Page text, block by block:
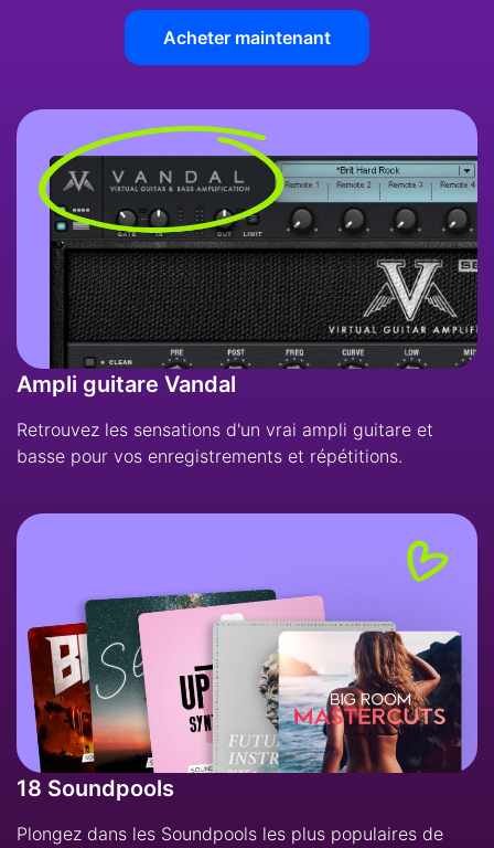
Acheter maintenant
Ampli guitare Vandal
Retrouvez les sensations d'un vrai ampli guitare et
basse pour vos enregistrements et répétitions.
18 Soundpools
Plongez dans les Soundpools les plus populaires de